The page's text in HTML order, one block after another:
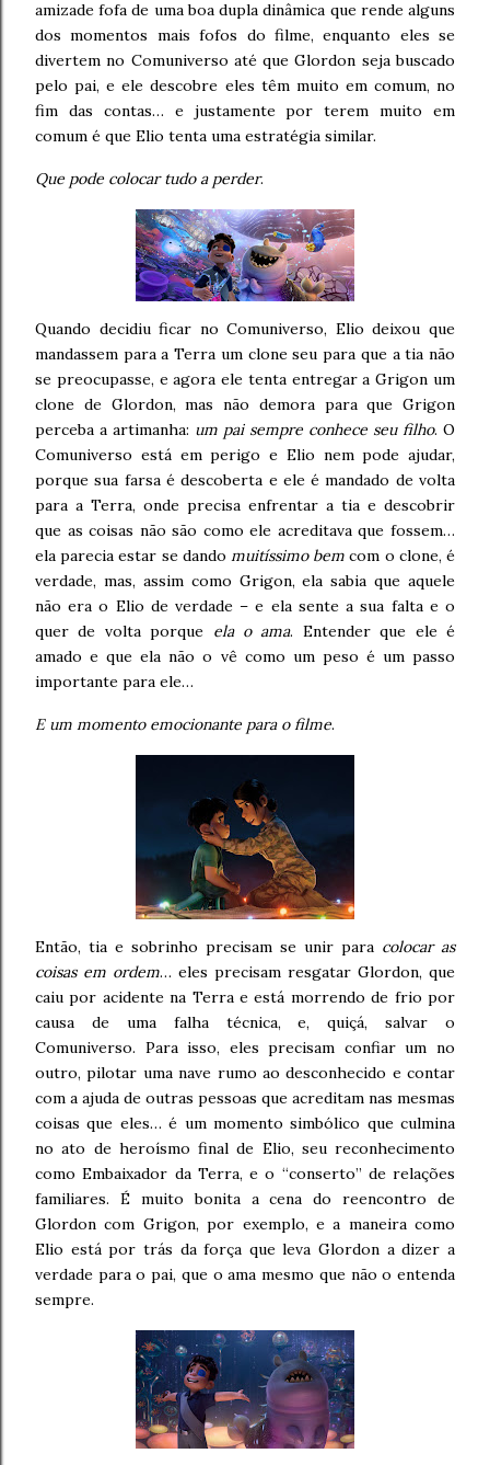
amizade fofa de uma boa dupla dinâmica que rende alguns
dos momentos mais fofos do filme, enquanto eles se
divertem no Comuniverso até que Glordon seja buscado
pelo pai, e ele descobre eles têm muito em comum, no
fim das contas… e justamente por terem muito em
comum é que Elio tenta uma estratégia similar.
Que pode colocar tudo a perder.
Quando decidiu ficar no Comuniverso, Elio deixou que
mandassem para a Terra um clone seu para que a tia não
se preocupasse, e agora ele tenta entregar a Grigon um
clone de Glordon, mas não demora para que Grigon
perceba a artimanha: um pai sempre conhece seu filho. O
Comuniverso está em perigo e Elio nem pode ajudar,
porque sua farsa é descoberta e ele é mandado de volta
para a Terra, onde precisa enfrentar a tia e descobrir
que as coisas não são como ele acreditava que fossem…
ela parecia estar se dando muitíssimo bem com o clone, é
verdade, mas, assim como Grigon, ela sabia que aquele
não era o Elio de verdade – e ela sente a sua falta e o
quer de volta porque ela o ama. Entender que ele é
amado e que ela não o vê como um peso é um passo
importante para ele…
E um momento emocionante para o filme.
Então, tia e sobrinho precisam se unir para colocar as
coisas em ordem… eles precisam resgatar Glordon, que
caiu por acidente na Terra e está morrendo de frio por
causa de uma falha técnica, e, quiçá, salvar o
Comuniverso. Para isso, eles precisam confiar um no
outro, pilotar uma nave rumo ao desconhecido e contar
com a ajuda de outras pessoas que acreditam nas mesmas
coisas que eles… é um momento simbólico que culmina
no ato de heroísmo final de Elio, seu reconhecimento
como Embaixador da Terra, e o “conserto” de relações
familiares. É muito bonita a cena do reencontro de
Glordon com Grigon, por exemplo, e a maneira como
Elio está por trás da força que leva Glordon a dizer a
verdade para o pai, que o ama mesmo que não o entenda
sempre.